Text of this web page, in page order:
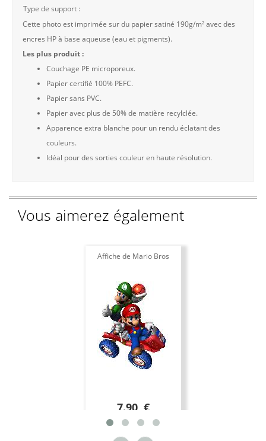
Type de support :
Cette photo est imprimée sur du papier satiné 190g/m² avec des
encres HP à base aqueuse (eau et pigments).
Les plus produit :
Couchage PE microporeux.
Papier certifié 100% PEFC.
Papier sans PVC.
Papier avec plus de 50% de matière recylclée.
Apparence extra blanche pour un rendu éclatant des
couleurs.
Idéal pour des sorties couleur en haute résolution.
Vous aimerez également
Affiche de Mario Bros
7.90 €